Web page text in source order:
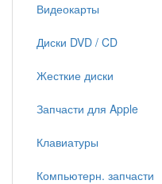
Видеокарты
Диски DVD / CD
Жесткие диски
Запчасти для Apple
Клавиатуры
Компьютерн. запчасти